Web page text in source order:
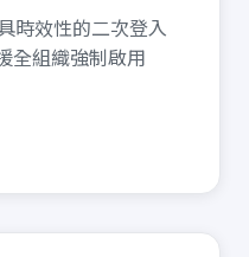
時效性的二次登入
全組織強制啟用